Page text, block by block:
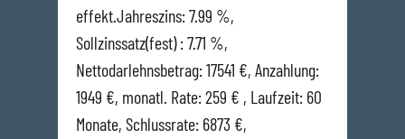
effekt.Jahreszins: 7.99 %,
Sollzinssatz(fest) : 7.71 %,
Nettodarlehnsbetrag: 17541 €, Anzahlung:
1949 €, monatl. Rate: 259 € , Laufzeit: 60
Monate, Schlussrate: 6873 €,